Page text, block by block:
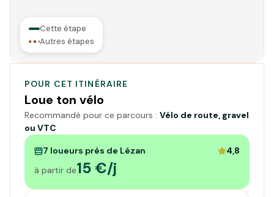
Cette étape
Autres étapes
POUR CET ITINÉRAIRE
Loue ton vélo
Recommandé pour ce parcours : Vélo de route, gravel
ou VTC
7 loueurs près de Lézan
4,8
à partir de15 €/j